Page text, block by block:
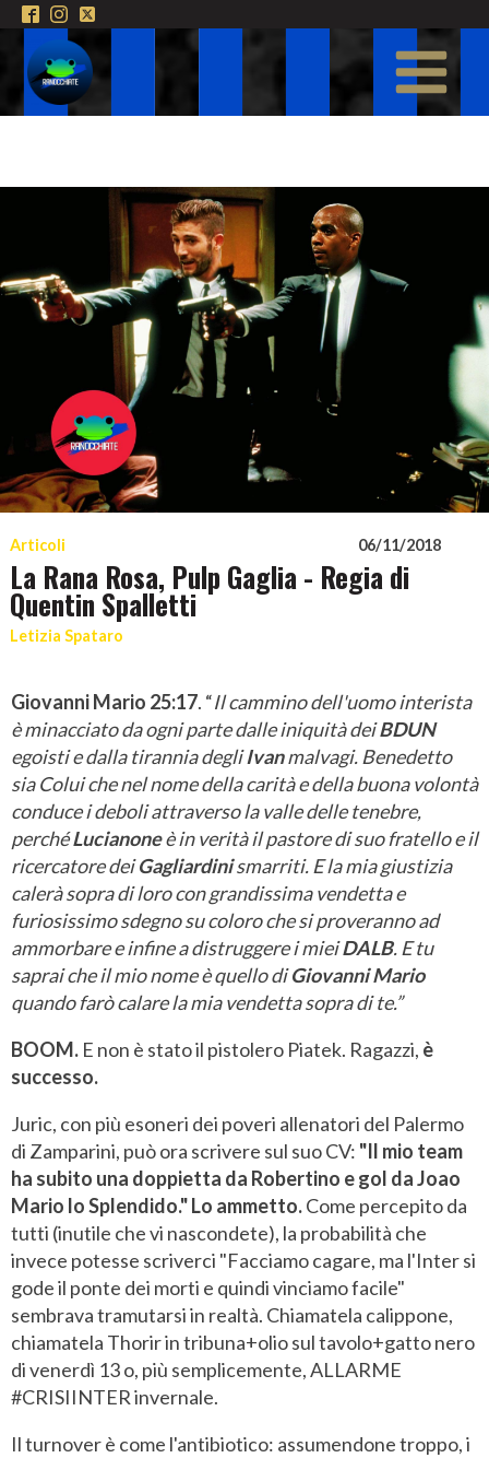
Articoli 06/11/2018
La Rana Rosa, Pulp Gaglia - Regia di
Quentin Spalletti
Letizia Spataro
Giovanni Mario 25:17. “Il cammino dell'uomo interista
è minacciato da ogni parte dalle iniquità deiBDUN
egoisti e dalla tirannia degliIvanmalvagi. Benedetto
sia Colui che nel nome della carità e della buona volontà
conduce i deboli attraverso la valle delle tenebre,
perchéLucianoneè in verità il pastore di suo fratello e il
ricercatore deiGagliardinismarriti. E la mia giustizia
calerà sopra di loro con grandissima vendetta e
furiosissimo sdegno su coloro che si proveranno ad
ammorbare e infine a distruggere i mieiDALB. E tu
saprai che il mio nome è quello diGiovanni Mario
quando farò calare la mia vendetta sopra di te.”
BOOM. E non è stato il pistolero Piatek. Ragazzi, è
successo.
Juric, con più esoneri dei poveri allenatori del Palermo
di Zamparini, può ora scrivere sul suo CV: "Il mio team
ha subito una doppietta da Robertino e gol da Joao
Mario lo Splendido." Lo ammetto.Come percepito da
tutti (inutile che vi nascondete), la probabilità che
invece potesse scriverci "Facciamo cagare, ma l'Inter si
gode il ponte dei morti e quindi vinciamo facile"
sembrava tramutarsi in realtà. Chiamatela calippone,
chiamatela Thorir in tribuna+olio sul tavolo+gatto nero
di venerdì 13 o, più semplicemente, ALLARME
#CRISIINTER invernale.
Il turnover è come l'antibiotico: assumendone troppo, i